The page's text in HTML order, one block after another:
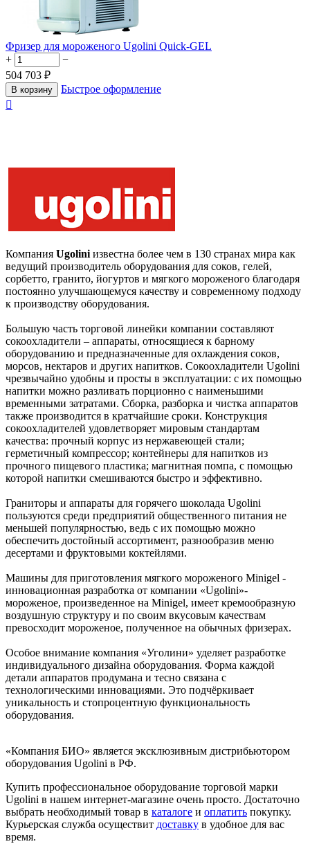
Фризер для мороженого Ugolini Quick-GEL
+
−
504 703 ₽
В корзину
Быстрое оформление

Компания Ugolini известна более чем в 130 странах мира как
ведущий производитель оборудования для соков, гелей,
сорбетто, гранито, йогуртов и мягкого мороженого благодаря
постоянно улучшающемуся качеству и современному подходу
к производству оборудования.
Большую часть торговой линейки компании составляют
сокоохладители – аппараты, относящиеся к барному
оборудованию и предназначенные для охлаждения соков,
морсов, нектаров и других напитков. Сокоохладители Ugolini
чрезвычайно удобны и просты в эксплуатации: с их помощью
напитки можно разливать порционно с наименьшими
временными затратами. Сборка, разборка и чистка аппаратов
также производится в кратчайшие сроки. Конструкция
сокоохладителей удовлетворяет мировым стандартам
качества: прочный корпус из нержавеющей стали;
герметичный компрессор; контейнеры для напитков из
прочного пищевого пластика; магнитная помпа, с помощью
которой напитки смешиваются быстро и эффективно.
Граниторы и аппараты для горячего шоколада Ugolini
пользуются среди предприятий общественного питания не
меньшей популярностью, ведь с их помощью можно
обеспечить достойный ассортимент, разнообразив меню
десертами и фруктовыми коктейлями.
Машины для приготовления мягкого мороженого Minigel -
инновационная разработка от компании «Ugolini»-
мороженое, произведенное на Minigel, имеет кремообразную
воздушную структуру и по своим вкусовым качествам
превосходит мороженое, полученное на обычных фризерах.
Особое внимание компания «Уголини» уделяет разработке
индивидуального дизайна оборудования. Форма каждой
детали аппаратов продумана и тесно связана с
технологическими инновациями. Это подчёркивает
уникальность и стопроцентную функциональность
оборудования.
«Компания БИО» является эксклюзивным дистрибьютором
оборудования Ugolini в РФ.
Купить профессиональное оборудование торговой марки
Ugolini в нашем интернет-магазине очень просто. Достаточно
выбрать необходимый товар в каталоге и оплатить покупку.
Курьерская служба осуществит доставку в удобное для вас
время.